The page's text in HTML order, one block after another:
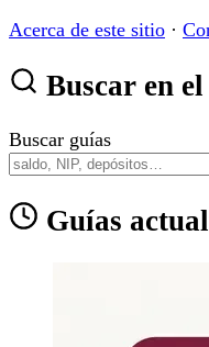
Acerca de este sitio ·
Buscar en
Buscar guías
Guías